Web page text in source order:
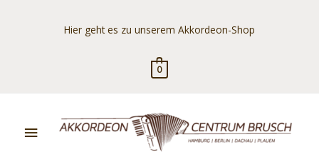
Hier geht es zu unserem Akkordeon-Shop
0
Hauptmenü